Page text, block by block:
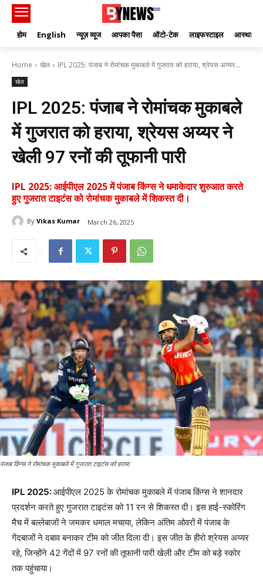
होम English न्यूज़ व्यूज आपका पैसा ऑटो-टेक लाइफस्टाइल आस्था
Home खेल IPL 2025: पंजाब ने रोमांचक मुकाबले में गुजरात को हराया, श्रेयस अय्यर...
खेल
IPL 2025: पंजाब ने रोमांचक मुकाबले
में गुजरात को हराया, श्रेयस अय्यर ने
खेली 97 रनों की तूफानी पारी
IPL 2025: आईपीएल 2025 में पंजाब किंग्स ने धमाकेदार शुरुआत करते
हुए गुजरात टाइटंस को रोमांचक मुकाबले में शिकस्त दी।
By Vikas Kumar March 26, 2025
पंजाब किंग्स ने रोमांचक मुकाबले में गुजरात टाइटंस को हराया
IPL 2025:आईपीएल 2025 के रोमांचक मुकाबले में पंजाब किंग्स ने शानदार
प्रदर्शन करते हुए गुजरात टाइटंस को 11 रन से शिकस्त दी। इस हाई-स्कोरिंग
मैच में बल्लेबाजों ने जमकर धमाल मचाया, लेकिन अंतिम ओवरों में पंजाब के
गेंदबाजों ने दबाव बनाकर टीम को जीत दिला दी। इस जीत के हीरो श्रेयस अय्यर
रहे, जिन्होंने 42 गेंदों में 97 रनों की तूफानी पारी खेली और टीम को बड़े स्कोर
तक पहुंचाया।